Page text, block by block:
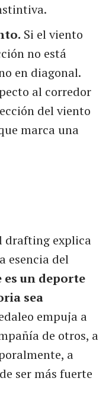
Si el viento
no está
en diagonal.
al corredor
del viento
marca una
drafting explica
esencia del
es un deporte
sea
empuja a
de otros, a
a
ser más fuerte